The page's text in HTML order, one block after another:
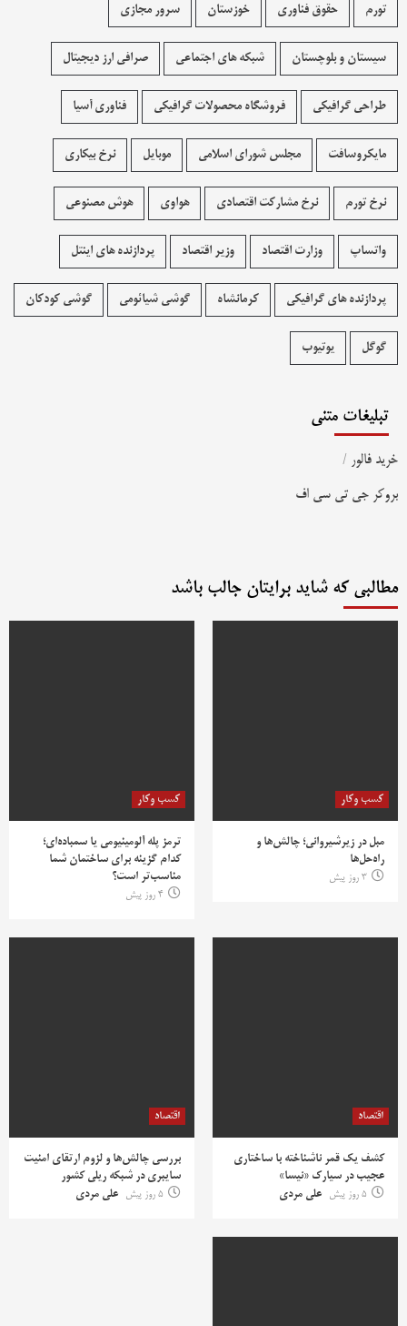
تورم حقوق فناوری خوزستان سرور مجازی
سیستان و بلوچستان شبکه های اجتماعی صرافی ارز دیجیتال
طراحی گرافیکی فروشگاه محصولات گرافيکی فناوری آسیا
مایکروسافت مجلس شورای اسلامی موبایل نرخ بیکاری
نرخ تورم نرخ مشارکت اقتصادی هواوی هوش مصنوعی
واتساپ وزارت اقتصاد وزیر اقتصاد پردازنده های اینتل
پردازنده های گرافیکی کرمانشاه گوشی شیائومی گوشی کودکان
گوگل یوتیوب
تبلیغات متنی
خرید فالور /
بروکر جی تی سی اف
مطالبی که شاید برایتان جالب باشد
کسب وکار
مبل در زیرشیروانی؛ چالش‌ها و
راه‌حل‌ها
3 روز پیش
کسب وکار
ترمز پله آلومینیومی یا سمباده‌ای؛
کدام گزینه برای ساختمان شما
مناسب‌تر است؟
4 روز پیش
اقتصاد
کشف یک قمر ناشناخته با ساختاری
عجیب در سیارک «نیسا»
5 روز پیش
علی مردی
اقتصاد
بررسی چالش‌ها و لزوم ارتقای امنیت
سایبری در شبکه ریلی کشور
5 روز پیش
علی مردی